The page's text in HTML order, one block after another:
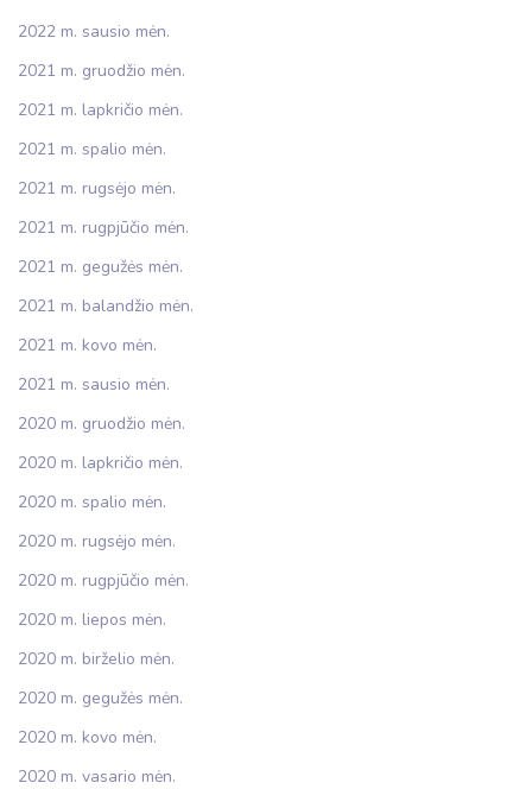
2022 m. sausio mėn.
2021 m. gruodžio mėn.
2021 m. lapkričio mėn.
2021 m. spalio mėn.
2021 m. rugsėjo mėn.
2021 m. rugpjūčio mėn.
2021 m. gegužės mėn.
2021 m. balandžio mėn.
2021 m. kovo mėn.
2021 m. sausio mėn.
2020 m. gruodžio mėn.
2020 m. lapkričio mėn.
2020 m. spalio mėn.
2020 m. rugsėjo mėn.
2020 m. rugpjūčio mėn.
2020 m. liepos mėn.
2020 m. birželio mėn.
2020 m. gegužės mėn.
2020 m. kovo mėn.
2020 m. vasario mėn.